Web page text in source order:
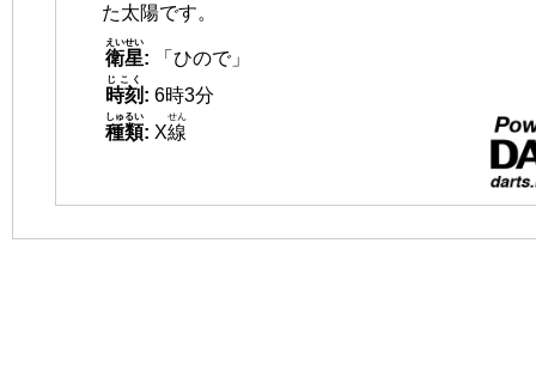
た太陽です。
衛星
えいせい
:
「ひので」
時刻
じこく
: 6時3分
種類
しゅるい
: X線
せん